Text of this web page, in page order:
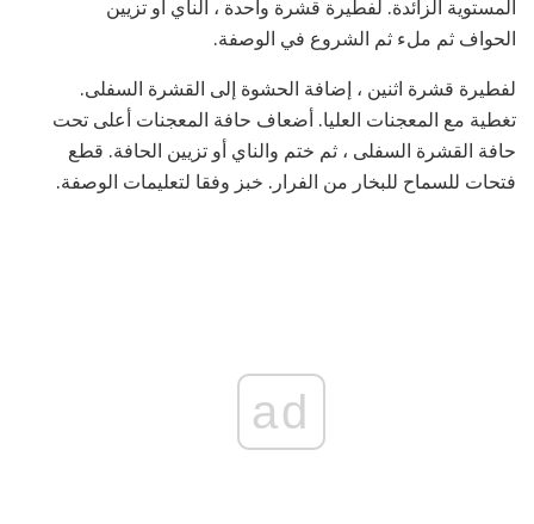
المستوية الزائدة. لفطيرة قشرة واحدة ، الناي أو تزيين
الحواف ثم ملء ثم الشروع في الوصفة.
لفطيرة قشرة اثنين ، إضافة الحشوة إلى القشرة السفلى.
تغطية مع المعجنات العليا. أضعاف حافة المعجنات أعلى تحت
حافة القشرة السفلى ، ثم ختم والناي أو تزيين الحافة. قطع
فتحات للسماح للبخار من الفرار. خبز وفقا لتعليمات الوصفة.
ad